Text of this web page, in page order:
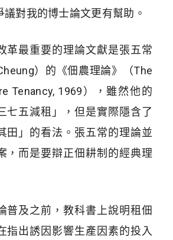
議對我的博士論文更有幫助。
革最重要的理論文獻是張五常
）的《佃農理論》（The
Tenancy, 1969），雖然他的
七五減租」，但是實際隱含了
田」的看法。張五常的理論並
，而是要辯正佃耕制的經典理
普及之前，教科書上說明租佃
指出誘因影響生產因素的投入